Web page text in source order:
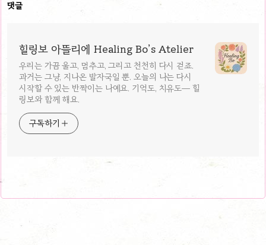
댓글
힐링보 아뜰리에 Healing Bo’s Atelier
우리는 가끔 울고, 멈추고, 그리고 천천히 다시 걷죠.
과거는 그냥, 지나온 발자국일 뿐. 오늘의 나는 다시
시작할 수 있는 반짝이는 나예요. 기억도, 치유도— 힐
링보와 함께 해요.
구독하기